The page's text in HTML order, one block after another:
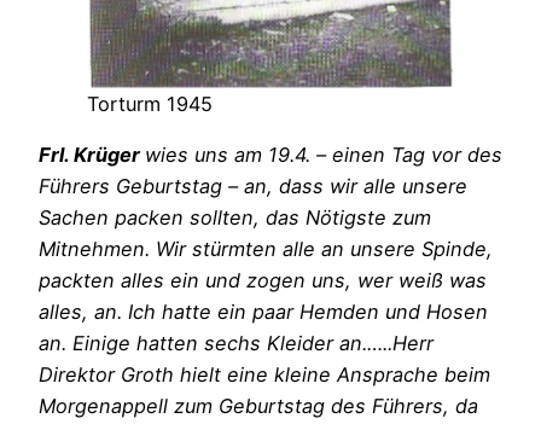
Torturm 1945
Frl. Krüger wies uns am 19.4. – einen Tag vor des
Führers Geburtstag – an, dass wir alle unsere
Sachen packen sollten, das Nötigste zum
Mitnehmen. Wir stürmten alle an unsere Spinde,
packten alles ein und zogen uns, wer weiß was
alles, an. Ich hatte ein paar Hemden und Hosen
an. Einige hatten sechs Kleider an.…..Herr
Direktor Groth hielt eine kleine Ansprache beim
Morgenappell zum Geburtstag des Führers, da